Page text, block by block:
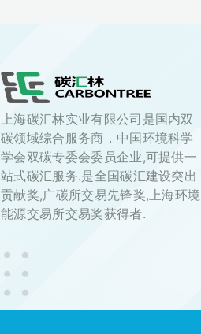
上海碳汇林实业有限公司是国内双
碳领域综合服务商，中国环境科学
学会双碳专委会委员企业,可提供一
站式碳汇服务.是全国碳汇建设突出
贡献奖,广碳所交易先锋奖,上海环境
能源交易所交易奖获得者.